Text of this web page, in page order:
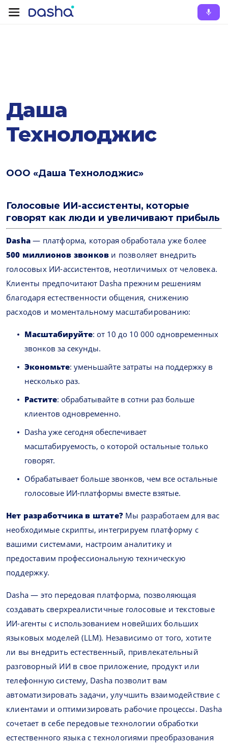
Даша
Технолоджис
ООО «Даша Технолоджис»
Голосовые ИИ-ассистенты, которые
говорят как люди и увеличивают прибыль
Dasha — платформа, которая обработала уже более
500 миллионов звонков и позволяет внедрить
голосовых ИИ-ассистентов, неотличимых от человека.
Клиенты предпочитают Dasha прежним решениям
благодаря естественности общения, снижению
расходов и моментальному масштабированию:
Масштабируйте: от 10 до 10 000 одновременных
звонков за секунды.
Экономьте: уменьшайте затраты на поддержку в
несколько раз.
Растите: обрабатывайте в сотни раз больше
клиентов одновременно.
Dasha уже сегодня обеспечивает
масштабируемость, о которой остальные только
говорят.
Обрабатывает больше звонков, чем все остальные
голосовые ИИ-платформы вместе взятые.
Нет разработчика в штате? Мы разработаем для вас
необходимые скрипты, интегрируем платформу с
вашими системами, настроим аналитику и
предоставим профессиональную техническую
поддержку.
Dasha — это передовая платформа, позволяющая
создавать сверхреалистичные голосовые и текстовые
ИИ-агенты с использованием новейших больших
языковых моделей (LLM). Независимо от того, хотите
ли вы внедрить естественный, привлекательный
разговорный ИИ в свое приложение, продукт или
телефонную систему, Dasha позволит вам
автоматизировать задачи, улучшить взаимодействие с
клиентами и оптимизировать рабочие процессы. Dasha
сочетает в себе передовые технологии обработки
естественного языка с технологиями преобразования